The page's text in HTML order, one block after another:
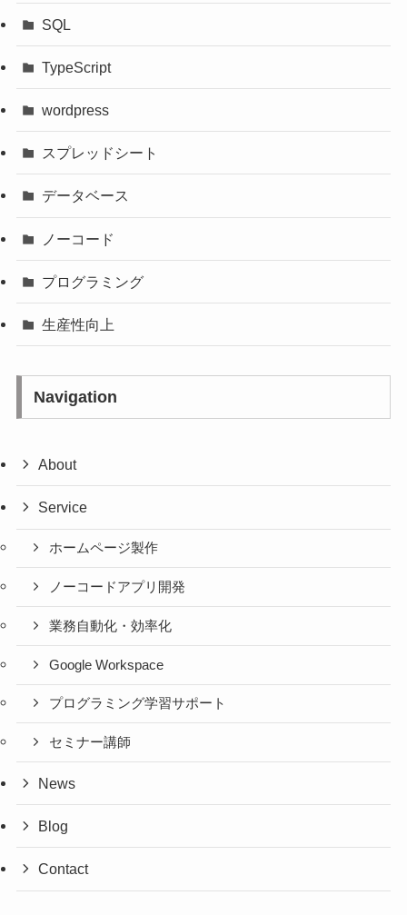
SQL
TypeScript
wordpress
スプレッドシート
データベース
ノーコード
プログラミング
生産性向上
Navigation
About
Service
ホームページ製作
ノーコードアプリ開発
業務自動化・効率化
Google Workspace
プログラミング学習サポート
セミナー講師
News
Blog
Contact